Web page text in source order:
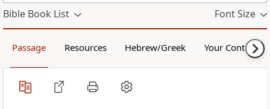
Bible Book List Font Size
Passage Resources Hebrew/Greek Your Content